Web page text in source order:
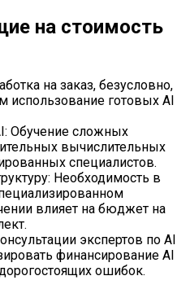
на стоимость
на заказ, безусловно,
использование готовых AI
Обучение сложных
вычислительных
специалистов.
Необходимость в
влияет на бюджет на
экспертов по AI
финансирование AI
ошибок.